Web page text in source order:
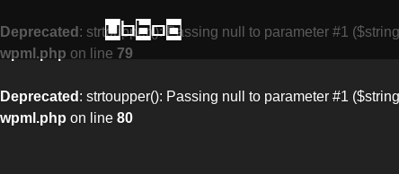
Deprecated : strtoupper(): Passing null to parameter #1
wpml.php on line 79
Deprecated : strtoupper(): Passing null to parameter #1
wpml.php on line 80
uBbOo